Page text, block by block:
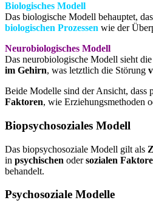
Biologisches Modell
Das biologische Modell behauptet,
biologischen Prozessen wie der
Neurobiologisches Modell
Das neurobiologische Modell sieht
im Gehirn, was letztlich die Störung
Beide Modelle sind der Ansicht, dass
Faktoren, wie Erziehungsmethoden
Biopsychosoziales Modell
Das biopsychosoziale Modell gilt als
in psychischen odersozialen
behandelt.
Psychosoziale Modelle